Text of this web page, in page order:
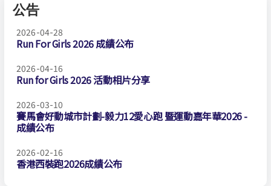
公告
2026-04-28
Run For Girls 2026 成績公布
2026-04-16
Run for Girls 2026 活動相片分享
2026-03-10
賽馬會好動城市計劃-毅力12愛心跑 暨運動嘉年華2026 -
成績公布
2026-02-16
香港西裝跑2026成績公布